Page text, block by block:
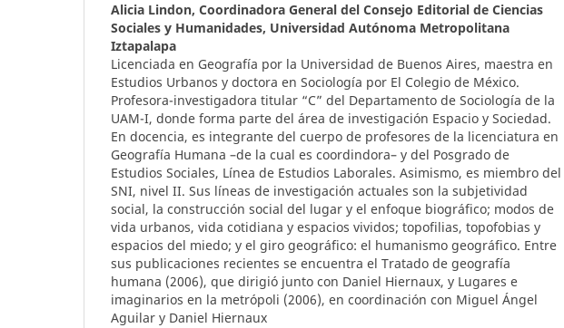
Alicia Lindon, Coordinadora General del Consejo Editorial de Ciencias
Sociales y Humanidades, Universidad Autónoma Metropolitana
Iztapalapa
Licenciada en Geografía por la Universidad de Buenos Aires, maestra en
Estudios Urbanos y doctora en Sociología por El Colegio de México.
Profesora-investigadora titular “C” del Departamento de Sociología de la
UAM-I, donde forma parte del área de investigación Espacio y Sociedad.
En docencia, es integrante del cuerpo de profesores de la licenciatura en
Geografía Humana –de la cual es coordindora– y del Posgrado de
Estudios Sociales, Línea de Estudios Laborales. Asimismo, es miembro del
SNI, nivel II. Sus líneas de investigación actuales son la subjetividad
social, la construcción social del lugar y el enfoque biográfico; modos de
vida urbanos, vida cotidiana y espacios vividos; topofilias, topofobias y
espacios del miedo; y el giro geográfico: el humanismo geográfico. Entre
sus publicaciones recientes se encuentra el Tratado de geografía
humana (2006), que dirigió junto con Daniel Hiernaux, y Lugares e
imaginarios en la metrópoli (2006), en coordinación con Miguel Ángel
Aguilar y Daniel Hiernaux